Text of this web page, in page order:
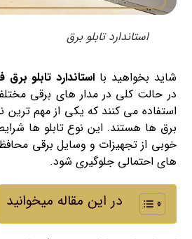
استاندارد تابلو برق
شاید بخواهید با استاندارد تابلو
در حالت کلی در مدار های برقی
استفاده می کنند که یکی از مهم ترین
برق ها هستند. این نوع تابلو ها
خوبی از تجهیزات و وسایل برقی
های احتمالی جلوگیری شود.
در این مقاله میخوانید